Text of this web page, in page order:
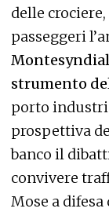
delle
passeggeri
strumento
porto
prospettiva
banco il
convivere
Mose a